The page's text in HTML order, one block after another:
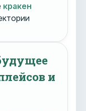
кракен
и